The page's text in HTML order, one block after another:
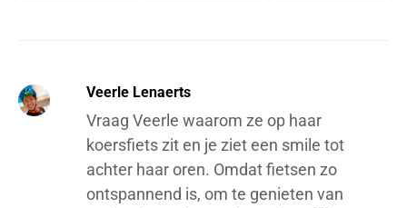
Veerle Lenaerts
Vraag Veerle waarom ze op haar
koersfiets zit en je ziet een smile tot
achter haar oren. Omdat fietsen zo
ontspannend is, om te genieten van